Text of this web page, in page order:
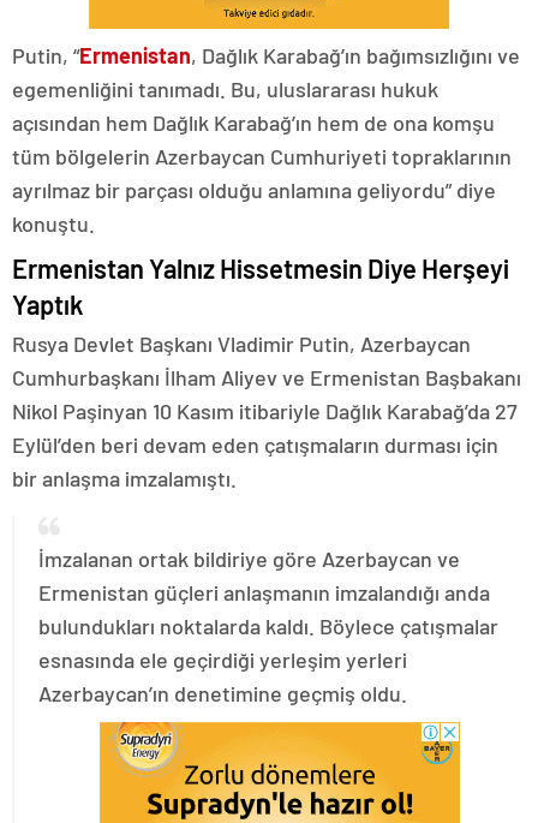
Putin, “Ermenistan, Dağlık Karabağ’ın bağımsızlığını ve
egemenliğini tanımadı. Bu, uluslararası hukuk
açısından hem Dağlık Karabağ’ın hem de ona komşu
tüm bölgelerin Azerbaycan Cumhuriyeti topraklarının
ayrılmaz bir parçası olduğu anlamına geliyordu” diye
konuştu.
Ermenistan Yalnız Hissetmesin Diye Herşeyi
Yaptık
Rusya Devlet Başkanı Vladimir Putin, Azerbaycan
Cumhurbaşkanı İlham Aliyev ve Ermenistan Başbakanı
Nikol Paşinyan 10 Kasım itibariyle Dağlık Karabağ’da 27
Eylül’den beri devam eden çatışmaların durması için
bir anlaşma imzalamıştı.
İmzalanan ortak bildiriye göre Azerbaycan ve
Ermenistan güçleri anlaşmanın imzalandığı anda
bulundukları noktalarda kaldı. Böylece çatışmalar
esnasında ele geçirdiği yerleşim yerleri
Azerbaycan’ın denetimine geçmiş oldu.